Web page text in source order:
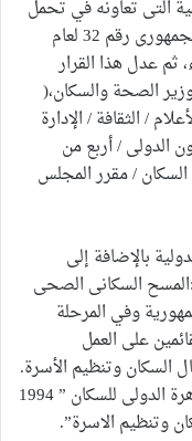
التى تعاونه في تحمل
هذه المسئول، وقد عدل هذا القرار بالقرار الجمهورى رقم 32 لعام
ثم عدل هذا القرار
برئاسة وزير الصحة والسكان،(
/ الثقافة / الإدارة
الدولى / أربع من
/ مقرر المجلس
بالإضافة إلى
الحكومة المصرية ويهدف إلى: 1- :المسح السكانى الصحى
وفي المرحلة
القائمين على العمل
السكان وتنظيم الأسرة.
ومن ناحية أخرى وتمهيدا لعقد ” مؤتمر القاهرة الدولى للسكان ” 1994
وتنظيم الاسرة”.